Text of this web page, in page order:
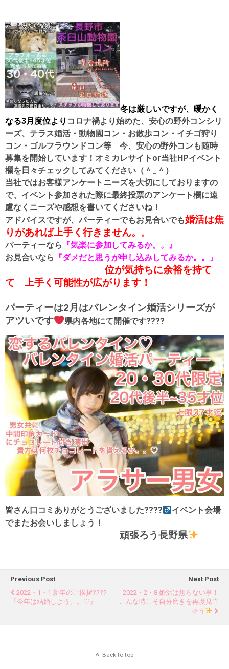
冬は厳しいですが、暖かく
なる3月度位より コロナ禍より始めた、安心の野外コンシリ
ーズ、テラス婚活・動物園コン・お散歩コン・イチゴ狩り
コン・ゴルフラウンドコン等 今、安心の野外コンも随時
募集を開始しています！ オミカレサイトor当社HPイベント
欄を日々チェックしてみてください（＾_＾）
当社ではお客様アンケートニーズを大切にしておりますの
で、イベント参加された際に最終投票のアンケート欄に遠
慮なくニーズや感想を書いてくださいね！
アドバイスですが、パーティーでもお見合いでも婚活は焦
りがあれば上手く行きません。
。
パーティーなら 『気楽に参加してみるか。。』
お見合いなら 『ダメだと思うが申し込みしてみるか。。』
位が気持ちに余裕を持て
て 上手く可能性が広がります！
パーティーは2月はバレンタイン婚活シリーズが
アツいです
県内各地にて開催です????
皆さん口コミありがとうございました????‍
イベント会場
でまたお会いしましょう！
頑張ろう長野県
Previous Post
2022・1・1 新年のご挨拶????
『今年は結婚しよう。。♡』
Next Post
2022・2・8 婚活は焦らない事！
こんな時こそ自分磨きを再度見直
そう
Back to top